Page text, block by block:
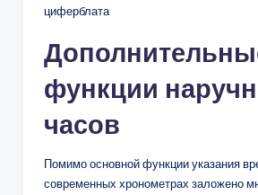
циферблата
функции
часов
Помимо основной функции указания
современных хронометрах заложено